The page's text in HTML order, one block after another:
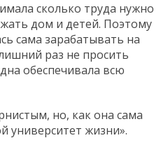
сколько труда нужно
дом и детей. Поэтому
сама зарабатывать на
раз не просить
обеспечивала всю
но, как она сама
университет жизни».